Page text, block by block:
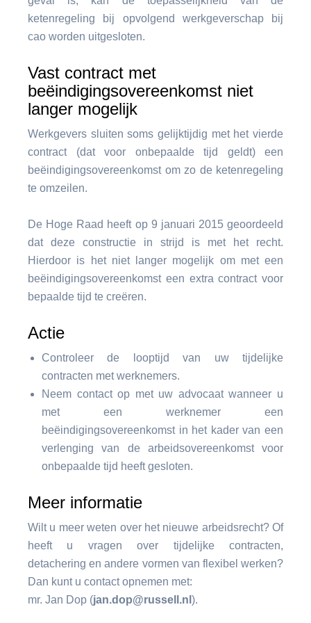
ketenregeling bij opvolgend werkgeverschap bij
cao worden uitgesloten.
Vast contract met
beëindigingsovereenkomst niet
langer mogelijk
Werkgevers sluiten soms gelijktijdig met het vierde
contract (dat voor onbepaalde tijd geldt) een
beëindigingsovereenkomst om zo de ketenregeling
te omzeilen.
De Hoge Raad heeft op 9 januari 2015 geoordeeld
dat deze constructie in strijd is met het recht.
Hierdoor is het niet langer mogelijk om met een
beëindigingsovereenkomst een extra contract voor
bepaalde tijd te creëren.
Actie
Controleer de looptijd van uw tijdelijke
contracten met werknemers.
Neem contact op met uw advocaat wanneer u
met een werknemer een
beëindigingsovereenkomst in het kader van een
verlenging van de arbeidsovereenkomst voor
onbepaalde tijd heeft gesloten.
Meer informatie
Wilt u meer weten over het nieuwe arbeidsrecht? Of
heeft u vragen over tijdelijke contracten,
detachering en andere vormen van flexibel werken?
Dan kunt u contact opnemen met:
mr. Jan Dop (jan.dop@russell.nl ).